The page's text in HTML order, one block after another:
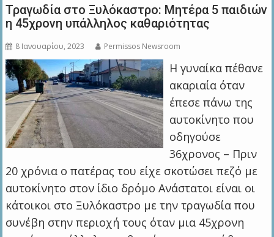
Τραγωδία στο Ξυλόκαστρο: Μητέρα 5 παιδιών
η 45χρονη υπάλληλος καθαριότητας
8 Ιανουαρίου, 2023 Permissos Newsroom
Η γυναίκα πέθανε
ακαριαία όταν
έπεσε πάνω της
αυτοκίνητο που
οδηγούσε
36χρονος – Πριν
20 χρόνια ο πατέρας του είχε σκοτώσει πεζό με
αυτοκίνητο στον ίδιο δρόμο Ανάστατοι είναι οι
κάτοικοι στο Ξυλόκαστρο με την τραγωδία που
συνέβη στην περιοχή τους όταν μια 45χρονη